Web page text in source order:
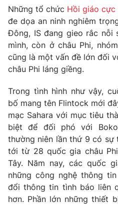
Thế giới đó đây
Câu chuyện quốc tế
Tài chính
Thị trường
Góc doanh nghiệp
Dữ liệu và đời sống
Truyền hình
Phim VTV
Hậu trường
Nhân vật
Khán giả
Giải sao mai
Điện ảnh
Âm nhạc
Sao
Đời sống
Du lịch
Làm đẹp
Chất lượng cuộc sống
Giáo dục
Tuyển sinh
Học trực tuyến
Công nghệ
Hitech Công nghệ tương lai
Giao lưu trực tuyến
Những tổ chức Hồi giáo cực
đe dọa an ninh nghiêm
Đông, IS đang gieo rắc nỗi
mình, còn ở châu Phi, nhóm
cũng là một vấn đề lớn đối
châu Phi láng giềng.
Trong tình hình như vậy,
bố mang tên Flintock mới
mạc Sahara với mục tiêu
biệt để đối phó với
thường niên lần thứ 9 có sự
tới từ 28 quốc gia châu
Tây. Năm nay, các quốc
những công nghệ thông
đổi thông tin tình báo liên
hơn. Phần lớn những thiết